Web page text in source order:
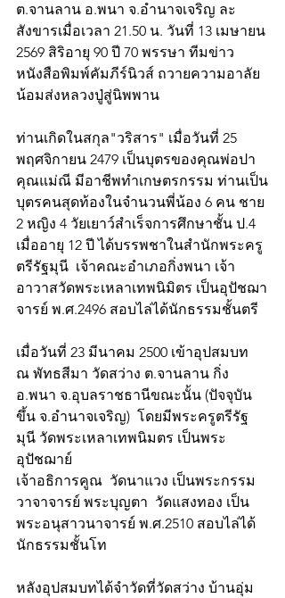
ต.จานลาน อ.พนา จ.อำนาจเจริญ ละ
สังขารเมื่อเวลา 21.50 น. วันที่ 13 เมษายน
2569 สิริอายุ 90 ปี 70 พรรษา ทีมข่าว
หนังสือพิมพ์คัมภีร์นิวส์ ถวายความอาลัย
น้อมส่งหลวงปู่สู่นิพพาน
ท่านเกิดในสกุล"วริสาร" เมื่อวันที่ 25
พฤศจิกายน 2479 เป็นบุตรของคุณพ่อปา
คุณแม่ณี มีอาชีพทำเกษตรกรรม ท่านเป็น
บุตรคนสุดท้องในจำนวนพี่น้อง 6 คน ชาย
2 หญิง 4 วัยเยาว์สำเร็จการศึกษาชั้น ป.4
เมื่ออายุ 12 ปี ได้บรรพชาในสำนักพระครู
ตรีรัฐมุนี  เจ้าคณะอำเภอกิ่งพนา เจ้า
อาวาสวัดพระเหลาเทพนิมิตร เป็นอุปัชฌา
จารย์ พ.ศ.2496 สอบไล่ได้นักธรรมชั้นตรี
เมื่อวันที่ 23 มีนาคม 2500 เข้าอุปสมบท
ณ พัทธสีมา วัดสว่าง ต.จานลาน กิ่ง
อ.พนา จ.อุบลราชธานีขณะนั้น (ปัจจุบัน
ขึ้น จ.อำนาจเจริญ)  โดยมีพระครูตรีรัฐ
มุนี วัดพระเหลาเทพนิมตร เป็นพระ
อุปัชฌาย์
เจ้าอธิการคูณ  วัดนาแวง เป็นพระกรรม
วาจาจารย์ พระบุญตา  วัดแสงทอง เป็น
พระอนุสาวนาจารย์ พ.ศ.2510 สอบไล่ได้
นักธรรมชั้นโท
หลังอุปสมบทได้จำวัดที่วัดสว่าง บ้านอุ่ม